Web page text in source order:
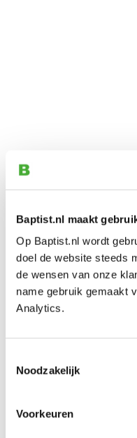
Baptist.nl maakt
Op Baptist.nl wordt
doel de website steeds
de wensen van onze
name gebruik gemaakt
Analytics.
Noodzakelijk
Voorkeuren